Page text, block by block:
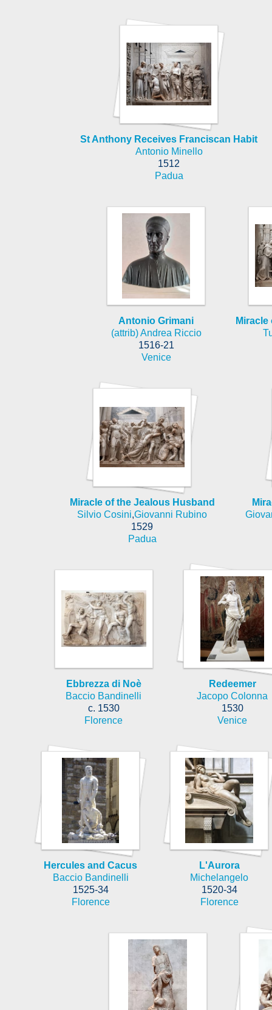
St Anthony Receives Franciscan Habit
Antonio Minello
1512
Padua
Antonio Grimani
(attrib) Andrea Riccio
1516-21
Venice
Miracle of the Jealous Husband
Silvio Cosini,Giovanni Rubino
1529
Padua
Ebbrezza di Noè
Baccio Bandinelli
c. 1530
Florence
Redeemer
Jacopo Colonna
1530
Venice
Hercules and Cacus
Baccio Bandinelli
1525-34
Florence
L'Aurora
Michelangelo
1520-34
Florence